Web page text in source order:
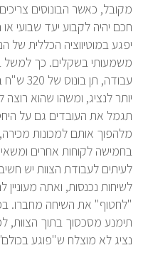
חכם יהיה לקבוע יעד שבועי
יפגע במוטיווציה הכללית של
עבודה,
יותר לנציג, ומשהו שהוא רוצה
תגמל את העובדים גם על
מלהפוך אותם למכונות
בחמישה לקוחות אחרים
לעיתים לעבודת הצוות יש
לשיחות נכנסות, ואתה
"לחטוף" את השיחה מחברו.
תימנע מסכסוך בתוך הצוות,
נציג לא מוצלח ש"פוגע